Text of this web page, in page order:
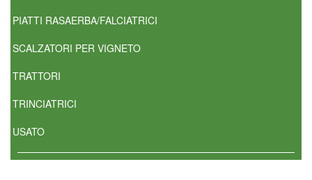
PIATTI RASAERBA/FALCIATRICI
SCALZATORI PER VIGNETO
TRATTORI
TRINCIATRICI
USATO